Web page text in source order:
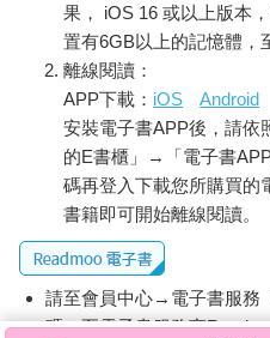
果， iOS 16 或以上版本
置有6GB以上的記憶體，
離線閱讀：
APP下載： iOS
Android
安裝電子書APP後，請
的E書櫃」→「電子書
碼再登入下載您所購買的
書籍即可開始離線閱讀。
請至會員中心→電子書服務
碼』至電子書服務商